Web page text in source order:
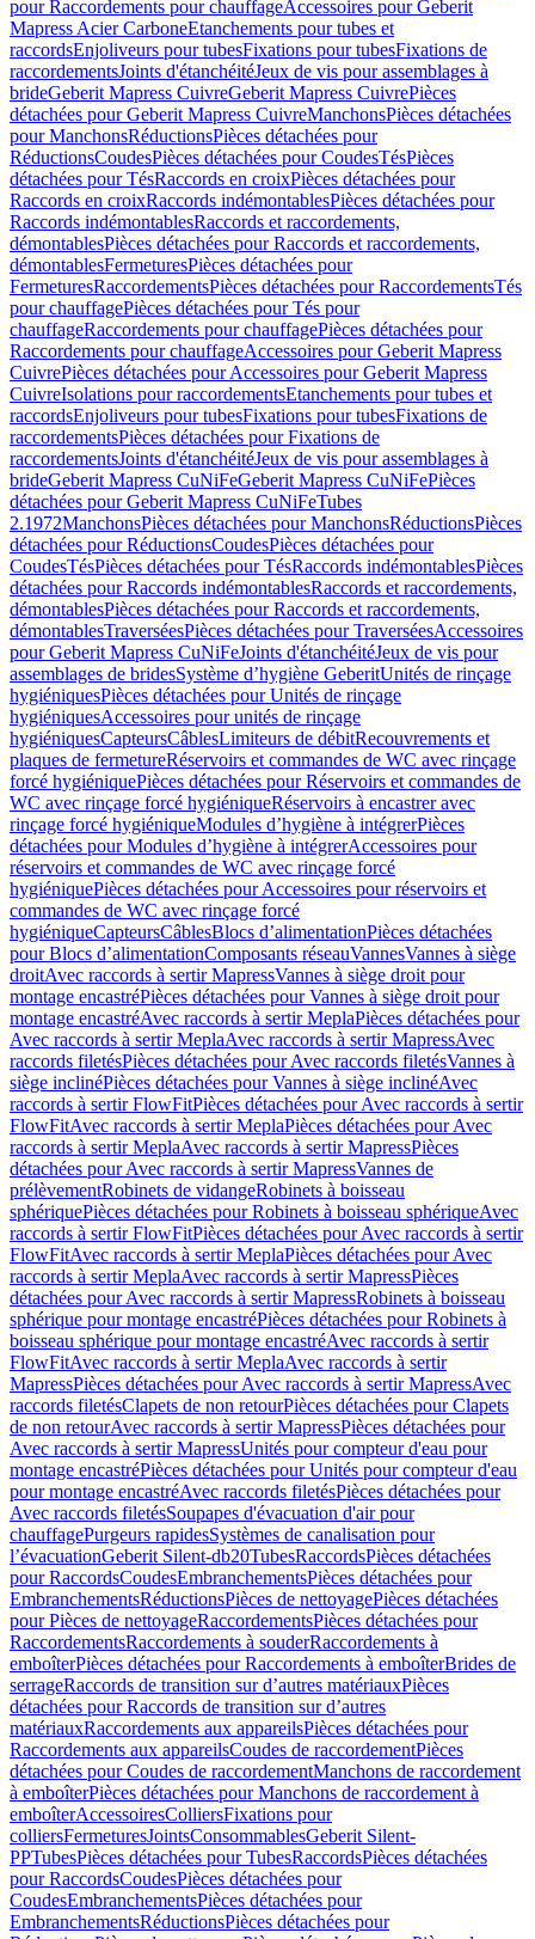
pour Raccordements pour chauffageAccessoires pour Geberit
Mapress Acier CarboneEtanchements pour tubes et
raccordsEnjoliveurs pour tubesFixations pour tubesFixations de
raccordementsJoints d'étanchéitéJeux de vis pour assemblages à
brideGeberit Mapress CuivreGeberit Mapress CuivrePièces
détachées pour Geberit Mapress CuivreManchonsPièces détachées
pour ManchonsRéductionsPièces détachées pour
RéductionsCoudesPièces détachées pour CoudesTésPièces
détachées pour TésRaccords en croixPièces détachées pour
Raccords en croixRaccords indémontablesPièces détachées pour
Raccords indémontablesRaccords et raccordements,
démontablesPièces détachées pour Raccords et raccordements,
démontablesFermeturesPièces détachées pour
FermeturesRaccordementsPièces détachées pour RaccordementsTés
pour chauffagePièces détachées pour Tés pour
chauffageRaccordements pour chauffagePièces détachées pour
Raccordements pour chauffageAccessoires pour Geberit Mapress
CuivrePièces détachées pour Accessoires pour Geberit Mapress
CuivreIsolations pour raccordementsEtanchements pour tubes et
raccordsEnjoliveurs pour tubesFixations pour tubesFixations de
raccordementsPièces détachées pour Fixations de
raccordementsJoints d'étanchéitéJeux de vis pour assemblages à
brideGeberit Mapress CuNiFeGeberit Mapress CuNiFePièces
détachées pour Geberit Mapress CuNiFeTubes
2.1972ManchonsPièces détachées pour ManchonsRéductionsPièces
détachées pour RéductionsCoudesPièces détachées pour
CoudesTésPièces détachées pour TésRaccords indémontablesPièces
détachées pour Raccords indémontablesRaccords et raccordements,
démontablesPièces détachées pour Raccords et raccordements,
démontablesTraverséesPièces détachées pour TraverséesAccessoires
pour Geberit Mapress CuNiFeJoints d'étanchéitéJeux de vis pour
assemblages de bridesSystème d’hygiène GeberitUnités de rinçage
hygiéniquesPièces détachées pour Unités de rinçage
hygiéniquesAccessoires pour unités de rinçage
hygiéniquesCapteursCâblesLimiteurs de débitRecouvrements et
plaques de fermetureRéservoirs et commandes de WC avec rinçage
forcé hygiéniquePièces détachées pour Réservoirs et commandes de
WC avec rinçage forcé hygiéniqueRéservoirs à encastrer avec
rinçage forcé hygiéniqueModules d’hygiène à intégrerPièces
détachées pour Modules d’hygiène à intégrerAccessoires pour
réservoirs et commandes de WC avec rinçage forcé
hygiéniquePièces détachées pour Accessoires pour réservoirs et
commandes de WC avec rinçage forcé
hygiéniqueCapteursCâblesBlocs d’alimentationPièces détachées
pour Blocs d’alimentationComposants réseauVannesVannes à siège
droitAvec raccords à sertir MapressVannes à siège droit pour
montage encastréPièces détachées pour Vannes à siège droit pour
montage encastréAvec raccords à sertir MeplaPièces détachées pour
Avec raccords à sertir MeplaAvec raccords à sertir MapressAvec
raccords filetésPièces détachées pour Avec raccords filetésVannes à
siège inclinéPièces détachées pour Vannes à siège inclinéAvec
raccords à sertir FlowFitPièces détachées pour Avec raccords à sertir
FlowFitAvec raccords à sertir MeplaPièces détachées pour Avec
raccords à sertir MeplaAvec raccords à sertir MapressPièces
détachées pour Avec raccords à sertir MapressVannes de
prélèvementRobinets de vidangeRobinets à boisseau
sphériquePièces détachées pour Robinets à boisseau sphériqueAvec
raccords à sertir FlowFitPièces détachées pour Avec raccords à sertir
FlowFitAvec raccords à sertir MeplaPièces détachées pour Avec
raccords à sertir MeplaAvec raccords à sertir MapressPièces
détachées pour Avec raccords à sertir MapressRobinets à boisseau
sphérique pour montage encastréPièces détachées pour Robinets à
boisseau sphérique pour montage encastréAvec raccords à sertir
FlowFitAvec raccords à sertir MeplaAvec raccords à sertir
MapressPièces détachées pour Avec raccords à sertir MapressAvec
raccords filetésClapets de non retourPièces détachées pour Clapets
de non retourAvec raccords à sertir MapressPièces détachées pour
Avec raccords à sertir MapressUnités pour compteur d'eau pour
montage encastréPièces détachées pour Unités pour compteur d'eau
pour montage encastréAvec raccords filetésPièces détachées pour
Avec raccords filetésSoupapes d'évacuation d'air pour
chauffagePurgeurs rapidesSystèmes de canalisation pour
l’évacuationGeberit Silent-db20TubesRaccordsPièces détachées
pour RaccordsCoudesEmbranchementsPièces détachées pour
EmbranchementsRéductionsPièces de nettoyagePièces détachées
pour Pièces de nettoyageRaccordementsPièces détachées pour
RaccordementsRaccordements à souderRaccordements à
emboîterPièces détachées pour Raccordements à emboîterBrides de
serrageRaccords de transition sur d’autres matériauxPièces
détachées pour Raccords de transition sur d’autres
matériauxRaccordements aux appareilsPièces détachées pour
Raccordements aux appareilsCoudes de raccordementPièces
détachées pour Coudes de raccordementManchons de raccordement
à emboîterPièces détachées pour Manchons de raccordement à
emboîterAccessoiresColliersFixations pour
colliersFermeturesJointsConsommablesGeberit Silent-
PPTubesPièces détachées pour TubesRaccordsPièces détachées
pour RaccordsCoudesPièces détachées pour
CoudesEmbranchementsPièces détachées pour
EmbranchementsRéductionsPièces détachées pour